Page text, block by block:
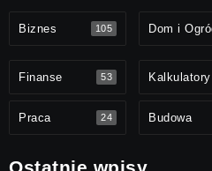
Biznes 105 Dom i
Finanse 53 Kalkulatory
Praca 24 Budowa